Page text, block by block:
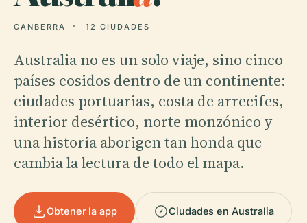
CANBERRA 12 CIUDADES
Australia no es un solo viaje, sino cinco
países cosidos dentro de un continente:
ciudades portuarias, costa de arrecifes,
interior desértico, norte monzónico y
una historia aborigen tan honda que
cambia la lectura de todo el mapa.
Obtener la app Ciudades en Australia